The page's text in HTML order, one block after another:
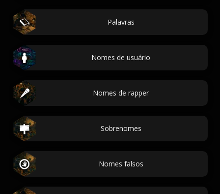
Palavras
Nomes de usuário
Nomes de rapper
Sobrenomes
Nomes falsos